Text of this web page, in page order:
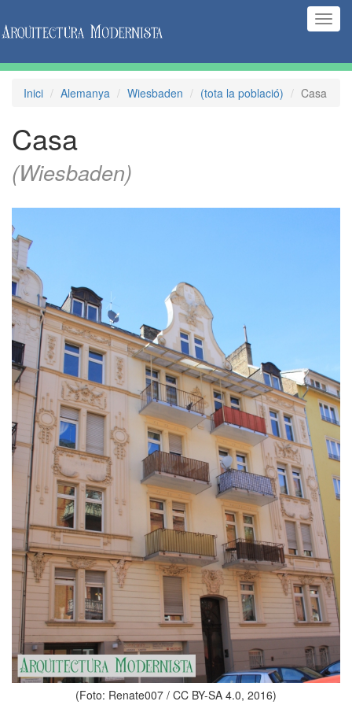
Inici Alemanya Wiesbaden (tota la població) Casa
Casa
(Wiesbaden)
(Foto: Renate007 / CC BY-SA 4.0, 2016)